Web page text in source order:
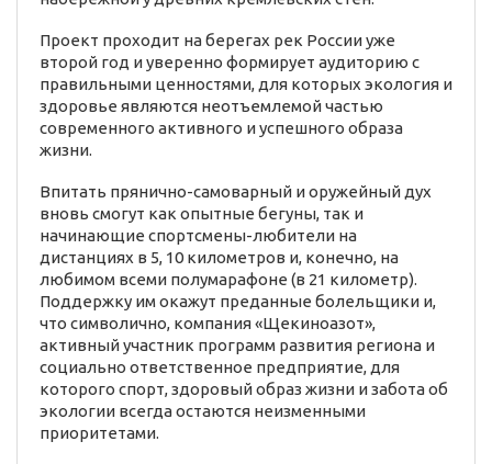
Проект проходит на берегах рек России уже
второй год и уверенно формирует аудиторию с
правильными ценностями, для которых экология и
здоровье являются неотъемлемой частью
современного активного и успешного образа
жизни.
Впитать прянично-самоварный и оружейный дух
вновь смогут как опытные бегуны, так и
начинающие спортсмены-любители на
дистанциях в 5, 10 километров и, конечно, на
любимом всеми полумарафоне (в 21 километр).
Поддержку им окажут преданные болельщики и,
что символично, компания «Щекиноазот»,
активный участник программ развития региона и
социально ответственное предприятие, для
которого спорт, здоровый образ жизни и забота об
экологии всегда остаются неизменными
приоритетами.